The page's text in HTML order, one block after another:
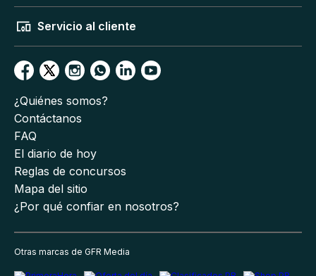
Servicio al cliente
¿Quiénes somos?
Contáctanos
FAQ
El diario de hoy
Reglas de concursos
Mapa del sitio
¿Por qué confiar en nosotros?
Otras marcas de GFR Media